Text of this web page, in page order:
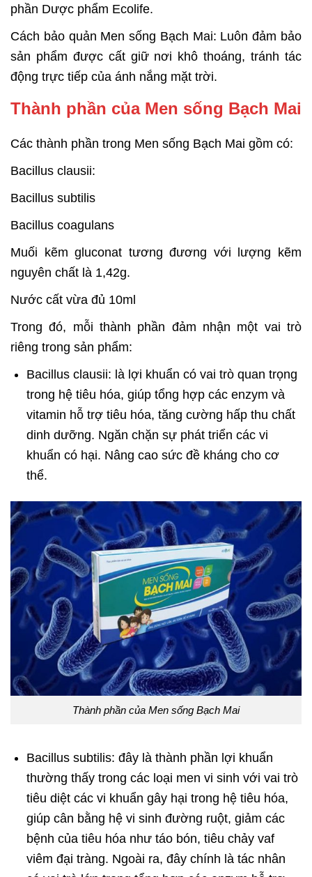
phần Dược phẩm Ecolife.
Cách bảo quản Men sống Bạch Mai: Luôn đảm bảo
sản phẩm được cất giữ nơi khô thoáng, tránh tác
động trực tiếp của ánh nắng mặt trời.
Thành phần của Men sống Bạch Mai
Các thành phần trong Men sống Bạch Mai gồm có:
Bacillus clausii:
Bacillus subtilis
Bacillus coagulans
Muối kẽm gluconat tương đương với lượng kẽm
nguyên chất là 1,42g.
Nước cất vừa đủ 10ml
Trong đó, mỗi thành phần đảm nhận một vai trò
riêng trong sản phẩm:
Bacillus clausii: là lợi khuẩn có vai trò quan trọng
trong hệ tiêu hóa, giúp tổng hợp các enzym và
vitamin hỗ trợ tiêu hóa, tăng cường hấp thu chất
dinh dưỡng. Ngăn chặn sự phát triển các vi
khuẩn có hại. Nâng cao sức đề kháng cho cơ
thể.
Thành phần của Men sống Bạch Mai
Bacillus subtilis: đây là thành phần lợi khuẩn
thường thấy trong các loại men vi sinh với vai trò
tiêu diệt các vi khuẩn gây hại trong hệ tiêu hóa,
giúp cân bằng hệ vi sinh đường ruột, giảm các
bệnh của tiêu hóa như táo bón, tiêu chảy vaf
viêm đại tràng. Ngoài ra, đây chính là tác nhân